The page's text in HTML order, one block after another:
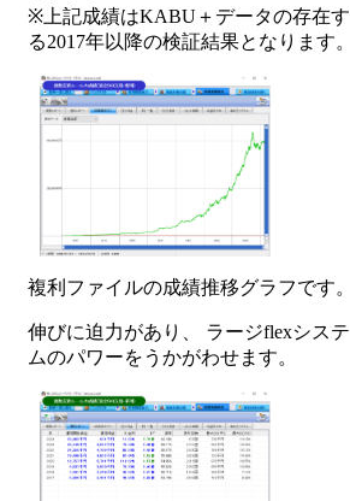
※上記成績はKABU＋データの存在す
る2017年以降の検証結果となります。
複利ファイルの成績推移グラフです。
伸びに迫力があり、 ラージflexシステ
ムのパワーをうかがわせます。